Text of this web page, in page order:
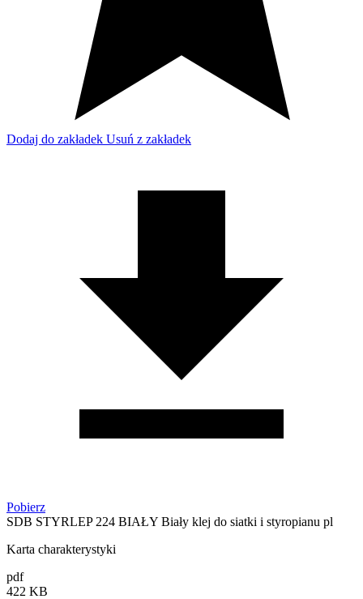
Dodaj do zakładek Usuń z zakładek
Pobierz
SDB STYRLEP 224 BIAŁY Biały klej do siatki i styropianu pl
Karta charakterystyki
pdf
422 KB